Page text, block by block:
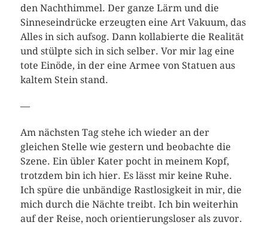
den Nachthimmel. Der ganze Lärm und die
Sinneseindrücke erzeugten eine Art Vakuum, das
Alles in sich aufsog. Dann kollabierte die Realität
und stülpte sich in sich selber. Vor mir lag eine
tote Einöde, in der eine Armee von Statuen aus
kaltem Stein stand.
—
Am nächsten Tag stehe ich wieder an der
gleichen Stelle wie gestern und beobachte die
Szene. Ein übler Kater pocht in meinem Kopf,
trotzdem bin ich hier. Es lässt mir keine Ruhe.
Ich spüre die unbändige Rastlosigkeit in mir, die
mich durch die Nächte treibt. Ich bin weiterhin
auf der Reise, noch orientierungsloser als zuvor.